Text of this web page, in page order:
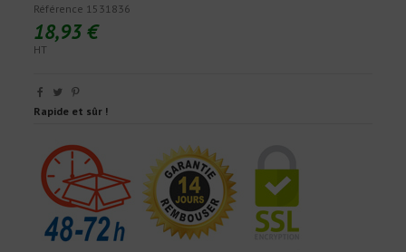
Référence 1531836
18,93 €
HT
Rapide et sûr !